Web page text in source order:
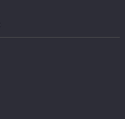
දැනුවත් වෙමු